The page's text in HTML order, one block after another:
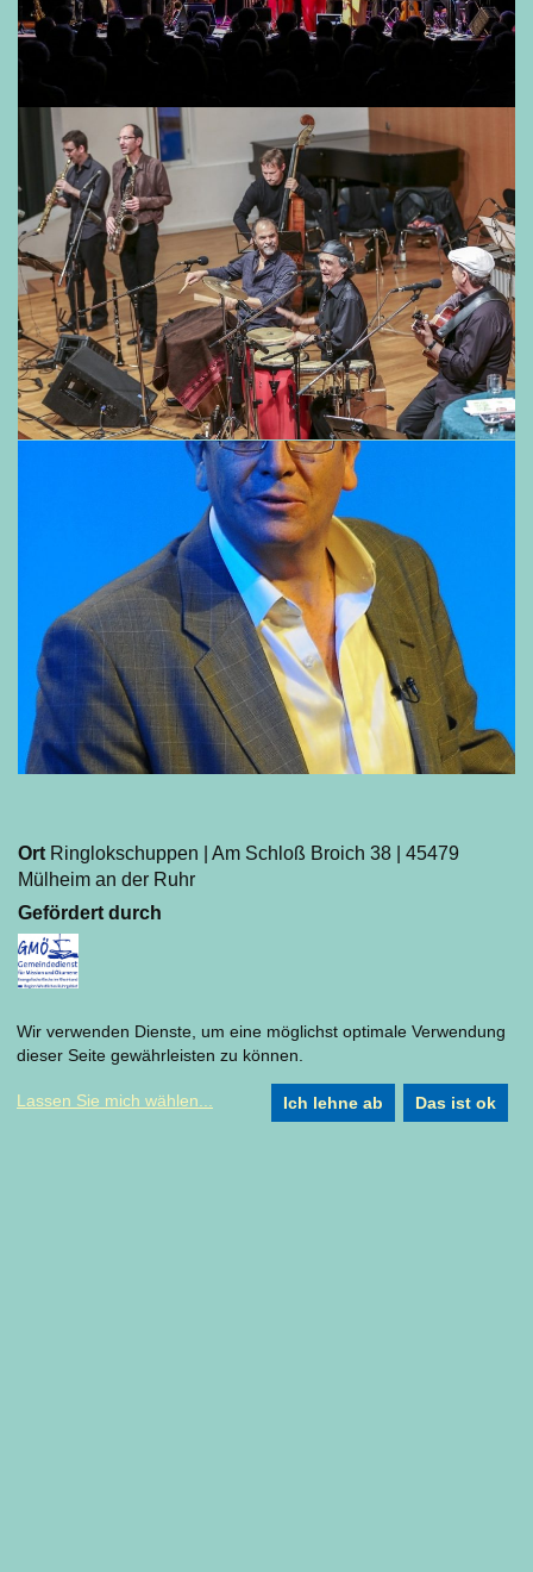
Ort Ringlokschuppen | Am Schloß Broich 38 | 45479
Mülheim an der Ruhr
Gefördert durch
Wir verwenden Dienste, um eine möglichst optimale Verwendung
dieser Seite gewährleisten zu können.
Lassen Sie mich wählen... Ich lehne ab Das ist ok